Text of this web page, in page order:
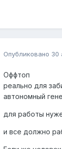
Опубликовано 30
Оффтоп
реально для
автономный
для работы
и все должно